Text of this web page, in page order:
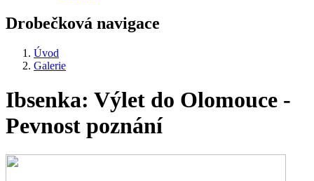
Drobečková navigace
Úvod
Galerie
Ibsenka: Výlet do Olomouce -
Pevnost poznání